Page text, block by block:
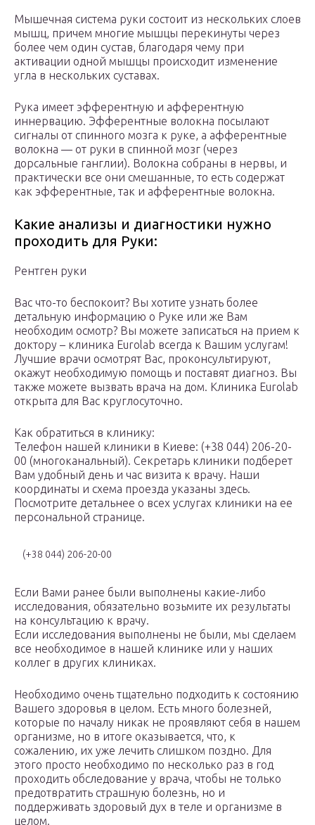
Мышечная система руки состоит из нескольких слоев
мышц, причем многие мышцы перекинуты через
более чем один сустав, благодаря чему при
активации одной мышцы происходит изменение
угла в нескольких суставах.
Рука имеет эфферентную и афферентную
иннервацию. Эфферентные волокна посылают
сигналы от спинного мозга к руке, а афферентные
волокна — от руки в спинной мозг (через
дорсальные ганглии). Волокна собраны в нервы, и
практически все они смешанные, то есть содержат
как эфферентные, так и афферентные волокна.
Какие анализы и диагностики нужно
проходить для Руки:
Рентген руки
Вас что-то беспокоит? Вы хотите узнать более
детальную информацию о Руке или же Вам
необходим осмотр? Вы можете записаться на прием к
доктору – клиника Eurolab всегда к Вашим услугам!
Лучшие врачи осмотрят Вас, проконсультируют,
окажут необходимую помощь и поставят диагноз. Вы
также можете вызвать врача на дом. Клиника Eurolab
открыта для Вас круглосуточно.
Как обратиться в клинику:
Телефон нашей клиники в Киеве: (+38 044) 206-20-
00 (многоканальный). Секретарь клиники подберет
Вам удобный день и час визита к врачу. Наши
координаты и схема проезда указаны здесь.
Посмотрите детальнее о всех услугах клиники на ее
персональной странице.
(+38 044) 206-20-00
Если Вами ранее были выполнены какие-либо
исследования, обязательно возьмите их результаты
на консультацию к врачу.
Если исследования выполнены не были, мы сделаем
все необходимое в нашей клинике или у наших
коллег в других клиниках.
Необходимо очень тщательно подходить к состоянию
Вашего здоровья в целом. Есть много болезней,
которые по началу никак не проявляют себя в нашем
организме, но в итоге оказывается, что, к
сожалению, их уже лечить слишком поздно. Для
этого просто необходимо по несколько раз в год
проходить обследование у врача, чтобы не только
предотвратить страшную болезнь, но и
поддерживать здоровый дух в теле и организме в
целом.